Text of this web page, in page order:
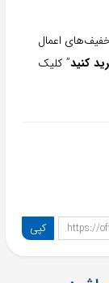
اعمال
کنید” کلیک
https:// کپی